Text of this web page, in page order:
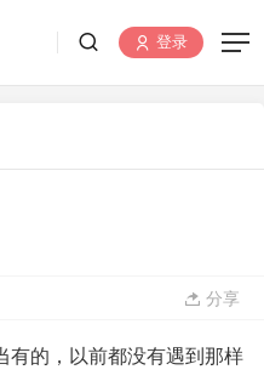
登录
分享
有的，以前都没有遇到那样